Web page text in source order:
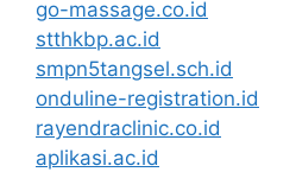
go-massage.co.id
stthkbp.ac.id
smpn5tangsel.sch.id
onduline-registration.id
rayendraclinic.co.id
aplikasi.ac.id